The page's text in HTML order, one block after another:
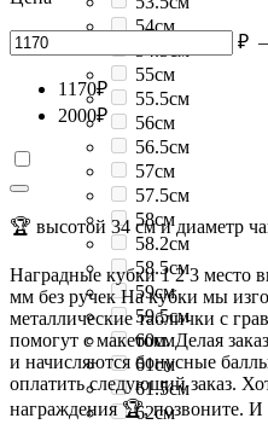
54см
54.5см
55см
55.5см
56см
56.5см
57см
57.5см
58см
58.2см
58.5см
59см
59.5см
60см
61см
61.5см
62см
₽ –
1170₽
2000₽
🏆 высотой 34 см и диаметр
Наградные кубки 1 2 3 место
мм без ручек На кубки мы
металлические таблички с
помогут с макетом. Делая
и начисляются бонусные
оплатить следующий заказ.
награждения 🏆, позвоните.